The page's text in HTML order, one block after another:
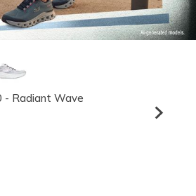
- Radiant Wave
Heren